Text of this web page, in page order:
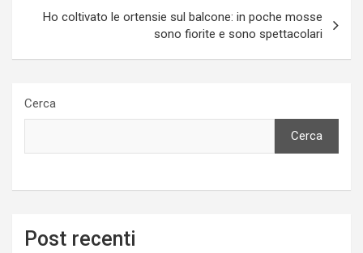
Ho coltivato le ortensie sul balcone: in poche mosse
sono fiorite e sono spettacolari
Cerca
Cerca
Post recenti